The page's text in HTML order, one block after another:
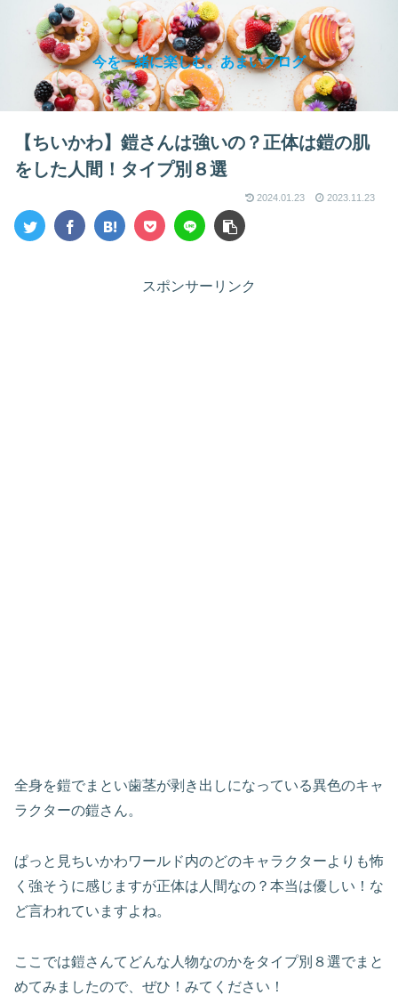
今を一緒に楽しむ。あまいブログ
【ちいかわ】鎧さんは強いの？正体は鎧の肌
をした人間！タイプ別８選
2024.01.23 2023.11.23
スポンサーリンク
全身を鎧でまとい歯茎が剥き出しになっている異色のキャ
ラクターの鎧さん。
ぱっと見ちいかわワールド内のどのキャラクターよりも怖
く強そうに感じますが正体は人間なの？本当は優しい！な
ど言われていますよね。
ここでは鎧さんてどんな人物なのかをタイプ別８選でまと
めてみましたので、ぜひ！みてください！